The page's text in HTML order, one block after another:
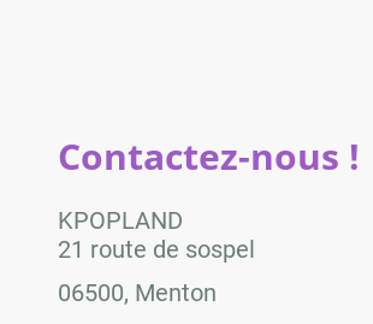
Contactez-nous !
KPOPLAND
21 route de sospel
06500, Menton